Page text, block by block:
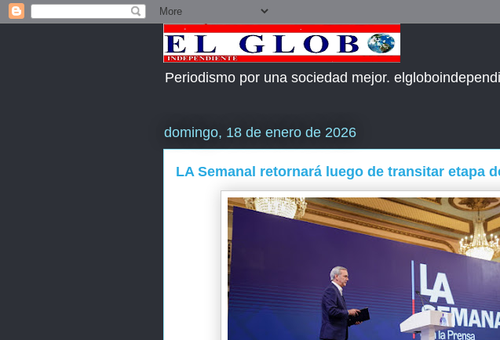
Periodismo por una sociedad mejor.
domingo, 18 de enero de 2026
LA Semanal retornará luego de transitar etapa